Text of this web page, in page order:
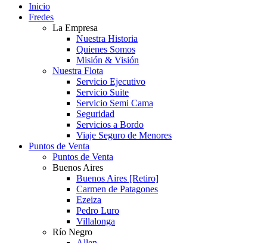
Inicio
Fredes
La Empresa
Nuestra Historia
Quienes Somos
Misión & Visión
Nuestra Flota
Servicio Ejecutivo
Servicio Suite
Servicio Semi Cama
Seguridad
Servicios a Bordo
Viaje Seguro de Menores
Puntos de Venta
Puntos de Venta
Buenos Aires
Buenos Aires [Retiro]
Carmen de Patagones
Ezeiza
Pedro Luro
Villalonga
Río Negro